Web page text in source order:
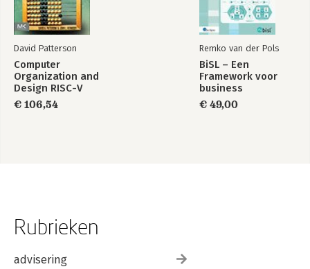
David Patterson
Computer
Organization and
Design RISC-V
Edition
€ 106,54
Remko van der Pols
BiSL – Een
Framework voor
business
€ 49,00
Rubrieken
advisering